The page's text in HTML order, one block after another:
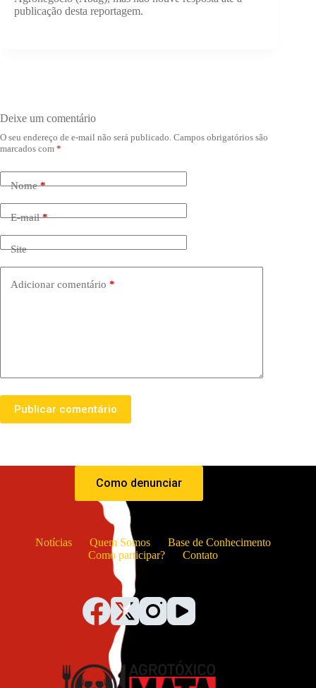
publicação desta reportagem.
Deixe um comentário
O seu endereço de e-mail não será publicado. Campos obrigatórios são
marcados com *
Nome*
E-mail*
Site
Adicionar comentário *
Publicar comentário
Como denunciar
Notícias Quem Somos
Base de Conhecimento
Como participar?
Contato